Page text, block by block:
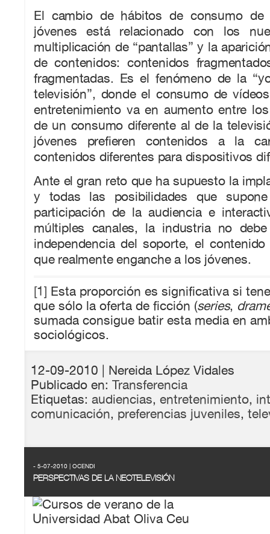
El cambio de hábitos de consumo de
jóvenes está relacionado con los
multiplicación de “pantallas” y la
de contenidos: contenidos
fragmentadas. Es el fenómeno de la
televisión”, donde el consumo de
entretenimiento va en aumento entre
de un consumo diferente al de la
jóvenes prefieren contenidos a la
contenidos diferentes para dispositivos
Ante el gran reto que ha supuesto la
y todas las posibilidades que
participación de la audiencia e
múltiples canales, la industria no
independencia del soporte, el
que realmente enganche a los jóvenes.
[1] Esta proporción es significativa si
que sólo la oferta de ficción (series,
sumada consigue batir esta media en
sociológicos.
12-09-2010 | Nereida López Vidales
Publicado en: Transferencia
Etiquetas: audiencias, entretenimiento,
comunicación, preferencias juveniles,
- 5-07-2010 | OCENDI
PERSPECTIVAS DE LA NEOTELEVISIÓN